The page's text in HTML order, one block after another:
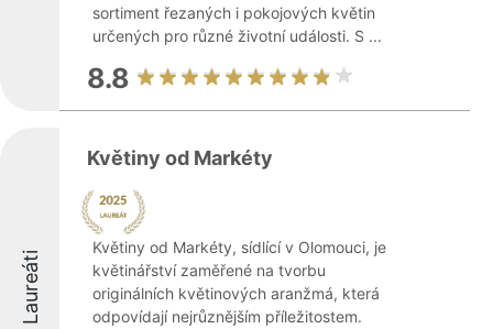
sortiment řezaných i pokojových květin
určených pro různé životní události. S ...
8.8
Laureáti
Květiny od Markéty
Květiny od Markéty, sídlící v Olomouci, je
květinářství zaměřené na tvorbu
originálních květinových aranžmá, která
odpovídají nejrůznějším příležitostem.